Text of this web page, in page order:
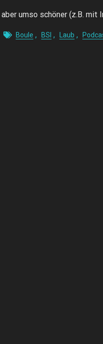
umso schöner (z.B. mit
Boule , BSI , Laub ,